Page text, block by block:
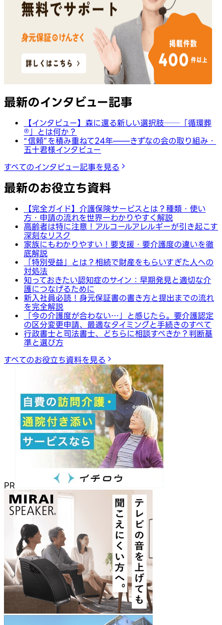
最新のインタビュー記事
【インタビュー】森に還る新しい選択肢──「循環葬
®︎」とは何か？
“信頼”を積み重ねて24年——きずなの会の取り組み・
五十君様インタビュー
すべてのインタビュー記事を見る
最新のお役立ち資料
【完全ガイド】介護保険サービスとは？種類・使い
方・申請の流れを世界一わかりやすく解説
高齢者は特に注意！アルコールアレルギーが引き起こす
深刻なリスク
家族にもわかりやすい！要支援・要介護度の違いを徹
底解説
「特別受益」とは？相続で財産をもらいすぎた人への
対処法
知っておきたい認知症のサイン：早期発見と適切な介
護につなげるために
新入社員必読！身元保証書の書き方と提出までの流れ
を完全解説
「今の介護度が合わない…」と感じたら。要介護認定
の区分変更申請、最適なタイミングと手続きのすべて
行政書士と司法書士、どちらに相談すべきか？判断基
準と選び方
すべてのお役立ち資料を見る
PR